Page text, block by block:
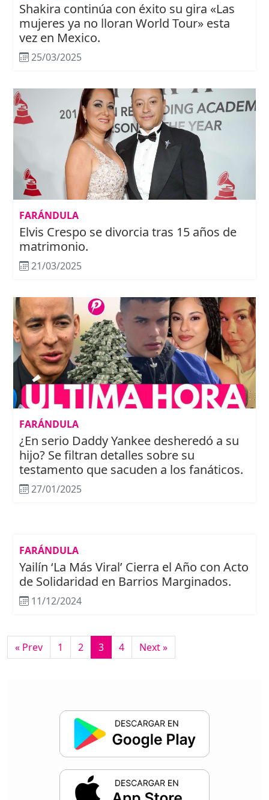
Shakira continúa con éxito su gira «Las
mujeres ya no lloran World Tour» esta
vez en Mexico.
25/03/2025
FARÁNDULA
Elvis Crespo se divorcia tras 15 años de
matrimonio.
21/03/2025
FARÁNDULA
¿En serio Daddy Yankee desheredó a su
hijo? Se filtran detalles sobre su
testamento que sacuden a los fanáticos.
27/01/2025
FARÁNDULA
Yailín ‘La Más Viral’ Cierra el Año con Acto
de Solidaridad en Barrios Marginados.
11/12/2024
« Prev 1 2 3 4 Next »